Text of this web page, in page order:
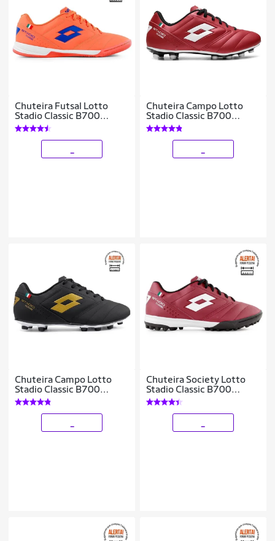
Chuteira Futsal Lotto
Stadio Classic B700
Masculina
Chuteira Campo Lotto
Stadio Classic B700
Masculina
Chuteira Campo Lotto
Stadio Classic B700
Masculina
Chuteira Society Lotto
Stadio Classic B700
Masculina